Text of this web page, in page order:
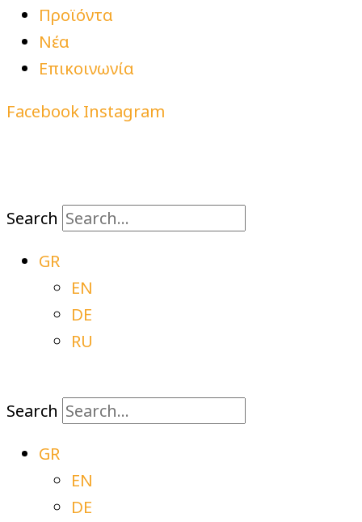
Προϊόντα
Νέα
Επικοινωνία
Facebook Instagram
Search
GR
EN
DE
RU
Search
GR
EN
DE